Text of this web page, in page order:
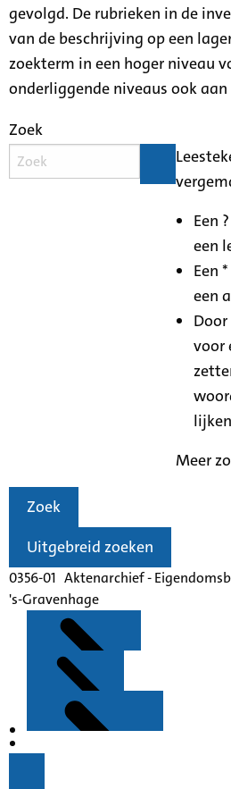
gevolgd. De rubrieken in de
van de beschrijving op een
zoekterm in een hoger niveau
onderliggende niveaus ook aan
Zoek
Een
een
Een
een
voor
Meer
Zoek
Uitgebreid zoeken
0356-01 Aktenarchief -
's-Gravenhage